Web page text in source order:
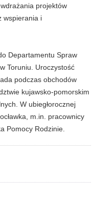
projektów
wspierania i
Departamentu Spraw
Toruniu. Uroczystość
podczas obchodów
kujawsko-pomorskim
W ubiegłorocznej
m.in. pracownicy
Pomocy Rodzinie.